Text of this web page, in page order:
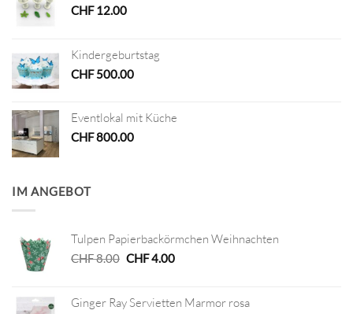
CHF12.00
Kindergeburtstag
CHF500.00
Eventlokal mit Küche
CHF800.00
IM ANGEBOT
Tulpen Papierbackörmchen Weihnachten
CHF8.00 Ursprünglicher
CHF 8.00
CHF4.00Aktueller
CHF 4.00.
Ginger Ray Servietten Marmor rosa